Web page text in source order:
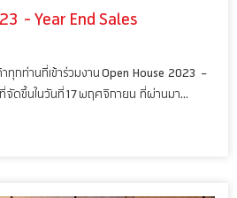
- Year End Sales
กท่านที่เข้าร่วมงาน Open House 2023 –
จัดขึ้นในวันที่ 17 พฤศจิกายน ที่ผ่านมา…